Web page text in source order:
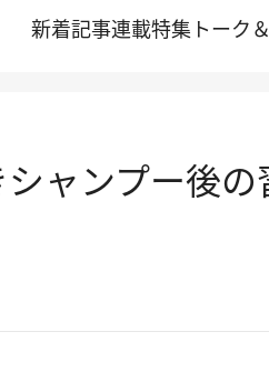
新着記事連載特集 トーク
ャンプー後の